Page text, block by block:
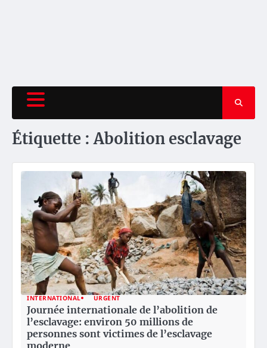
Étiquette :Abolition esclavage
INTERNATIONAL URGENT
Journée internationale de l’abolition de
l’esclavage: environ 50 millions de
personnes sont victimes de l’esclavage
moderne